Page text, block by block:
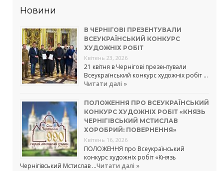
Новини
В ЧЕРНІГОВІ ПРЕЗЕНТУВАЛИ
ВСЕУКРАЇНСЬКИЙ КОНКУРС
ХУДОЖНІХ РОБІТ
Квітень 23, 2026
21 квітня в Чернігові презентували
Всеукраїнський конкурс художніх робіт …
Читати далі »
ПОЛОЖЕННЯ ПРО ВСЕУКРАЇНСЬКИЙ
КОНКУРС ХУДОЖНІХ РОБІТ «КНЯЗЬ
ЧЕРНІГІВСЬКИЙ МСТИСЛАВ
ХОРОБРИЙ: ПОВЕРНЕННЯ»
Квітень 16, 2026
ПОЛОЖЕННЯ про Всеукраїнський
конкурс художніх робіт «Князь
Чернігівський Мстислав …Читати далі »